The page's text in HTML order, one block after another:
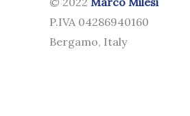
P.IVA 04286940160
Bergamo, Italy